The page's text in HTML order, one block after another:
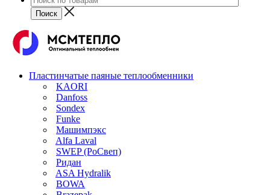
Пластинчатые паяные теплообменники
KAORI
Danfoss
Sondex
Funke
Машимпэкс
Alfa Laval
SWEP (РоСвеп)
Ридан
ASA Hydralik
BOWA